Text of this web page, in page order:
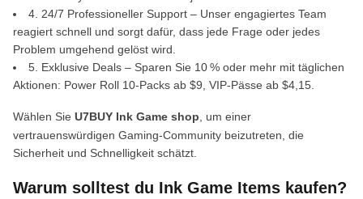
4. 24/7 Professioneller Support – Unser engagiertes Team
reagiert schnell und sorgt dafür, dass jede Frage oder jedes
Problem umgehend gelöst wird.
5. Exklusive Deals – Sparen Sie 10 % oder mehr mit täglichen
Aktionen: Power Roll 10-Packs ab $9, VIP-Pässe ab $4,15.
Wählen Sie U7BUY Ink Game shop, um einer
vertrauenswürdigen Gaming-Community beizutreten, die
Sicherheit und Schnelligkeit schätzt.
Warum solltest du Ink Game Items kaufen?